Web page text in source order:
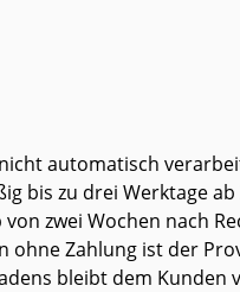
automatisch
bis zu drei Werktage
zwei Wochen nach
Zahlung ist der
bleibt dem